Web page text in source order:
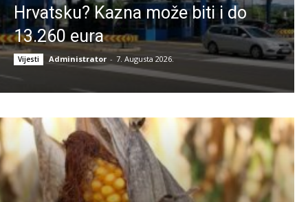
Hrvatsku? Kazna može biti i do
13.260 eura
Vijesti Administrator - 7. Augusta 2026.